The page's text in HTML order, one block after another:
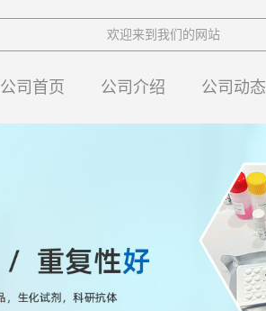
欢迎来到我们的网站
公司首页 公司介绍 公司动态